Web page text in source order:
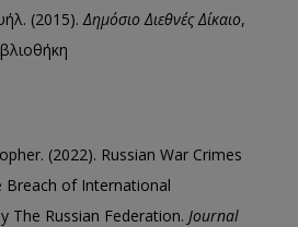
(2015).Δημόσιο Διεθνές Δίκαιο,
(2022). Russian War Crimes
Breach of International
The Russian Federation. Journal